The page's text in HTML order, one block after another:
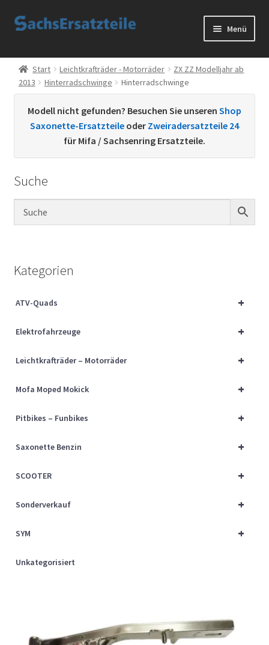
Zur
Zum
Menü
Start
AGB
Datenschutzerklärung
Kontakt
Sachs Ersatzteile
Über uns
Start Leichtkrafträder - Motorräder
ZX ZZ Modelljahr ab
2013
Hinterradschwinge Hinterradschwinge
Modell nicht gefunden? Besuchen Sie unseren Shop
Saxonette-Ersatzteile oder Zweiradersatzteile 24
für Mifa / Sachsenring Ersatzteile.
Suche
Kategorien
+
ATV-Quads
+
Elektrofahrzeuge
+
Leichtkrafträder – Motorräder
+
Mofa Moped Mokick
+
Pitbikes – Funbikes
+
Saxonette Benzin
+
SCOOTER
+
Sonderverkauf
+
SYM
Unkategorisiert